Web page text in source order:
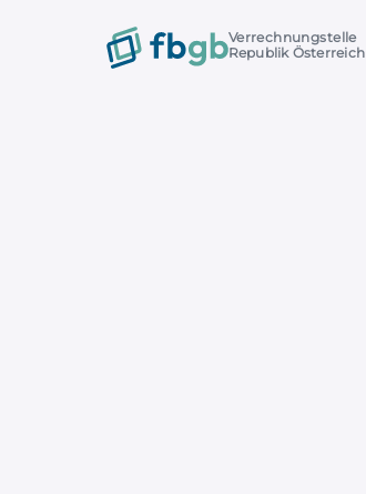
Verrechnungstelle
Republik Österreich